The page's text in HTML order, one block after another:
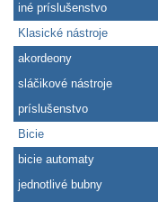
iné príslušenstvo
Klasické nástroje
akordeony
sláčikové nástroje
príslušenstvo
Bicie
bicie automaty
jednotlivé bubny